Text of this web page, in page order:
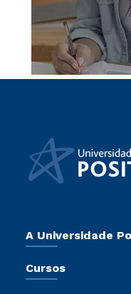
A Universidade
Sala de Imprensa
Cursos